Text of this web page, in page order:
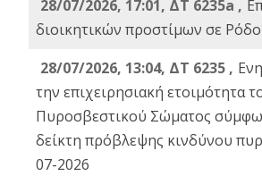
28/07/2026, 17:01, ΔΤ 6235a ,
διοικητικών προστίμων σε Ρόδο
28/07/2026, 13:04, ΔΤ 6235 ,
την επιχειρησιακή ετοιμότητα
Πυροσβεστικού Σώματος
δείκτη πρόβλεψης κινδύνου
07-2026